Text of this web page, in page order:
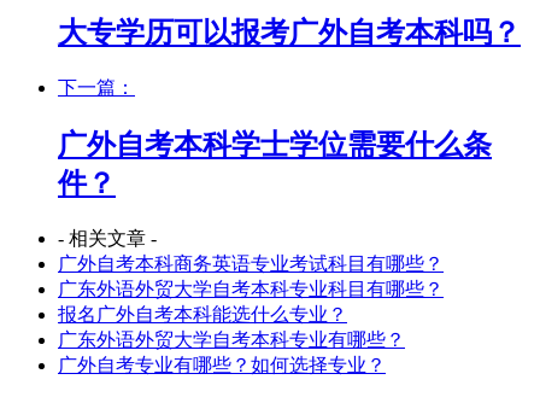
大专学历可以报考广外自考本科吗？
下一篇：
广外自考本科学士学位需要什么条
件？
- 相关文章 -
广外自考本科商务英语专业考试科目有哪些？
广东外语外贸大学自考本科专业科目有哪些？
报名广外自考本科能选什么专业？
广东外语外贸大学自考本科专业有哪些？
广外自考专业有哪些？如何选择专业？